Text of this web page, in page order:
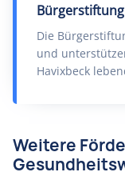
Die
und
Havixbeck
Weitere